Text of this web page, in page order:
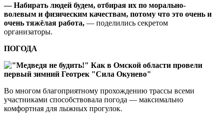
— Набирать людей будем, отбирая их по морально-
волевым и физическим качествам, потому что это очень и
очень тяжёлая работа, — поделились секретом
организаторы.
ПОГОДА
Во многом благоприятному прохождению трассы всеми
участниками способствовала погода — максимально
комфортная для лыжных прогулок.